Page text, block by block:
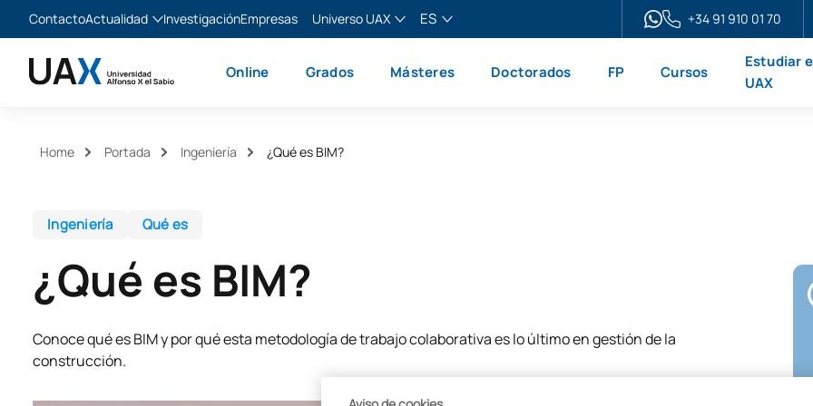
ContactoActualidad
Noticias
InvestigaciónEmpresas
Universo UAX
XTART
ES
English
+34 91 910 01 70
Online Grados Másteres Doctorados FP Cursos
Estudiar
UAX
Home Portada Ingeniería ¿Qué es BIM?
Ingeniería Qué es
¿Qué es BIM?
Conoce qué es BIM y por qué esta metodología de trabajo colaborativa es lo último en gestión de la
construcción.